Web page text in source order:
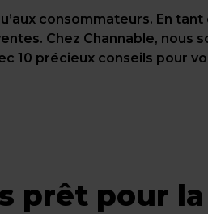
consommateurs. En
Chez Channable, nous
10 précieux conseils pour
prêt pour